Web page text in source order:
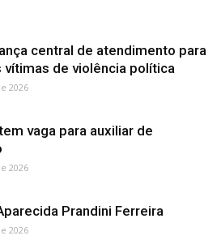
central de atendimento para
vítimas de violência política
2026
vaga para auxiliar de
2026
Prandini Ferreira
2026